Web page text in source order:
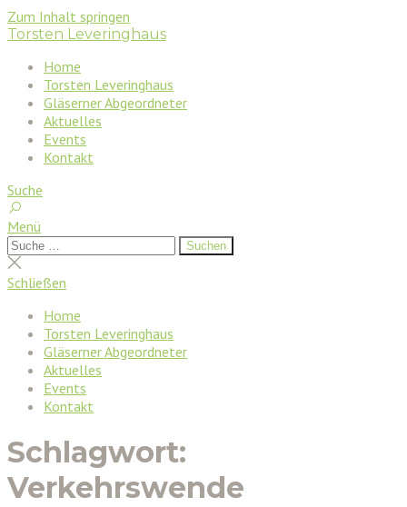
Zum Inhalt springen
Torsten Leveringhaus
Home
Torsten Leveringhaus
Gläserner Abgeordneter
Aktuelles
Events
Kontakt
Suche
Menü
Suchen
nach:
Suchen
Suche
schließen
Schließen
Home
Torsten Leveringhaus
Gläserner Abgeordneter
Aktuelles
Events
Kontakt
Schlagwort:
Verkehrswende